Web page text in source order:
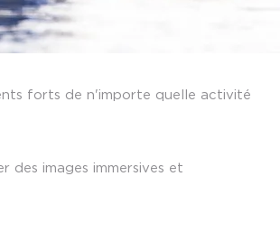
forts de n'importe quelle activité
des images immersives et